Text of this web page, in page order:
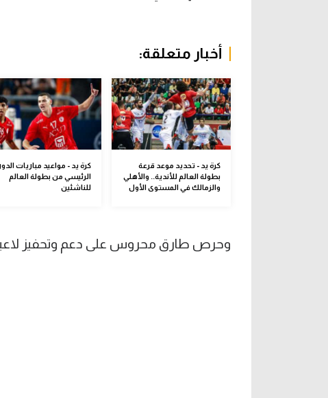
أخبار متعلقة:
كرة يد - تحديد موعد قرعة
بطولة العالم للأندية.. والأهلي
والزمالك في المستوى الأول
كرة يد - مواعيد مباريات الدور
الرئيسي من بطولة العالم
للناشئين
وحرص طارق محروس على دعم وتحفيز